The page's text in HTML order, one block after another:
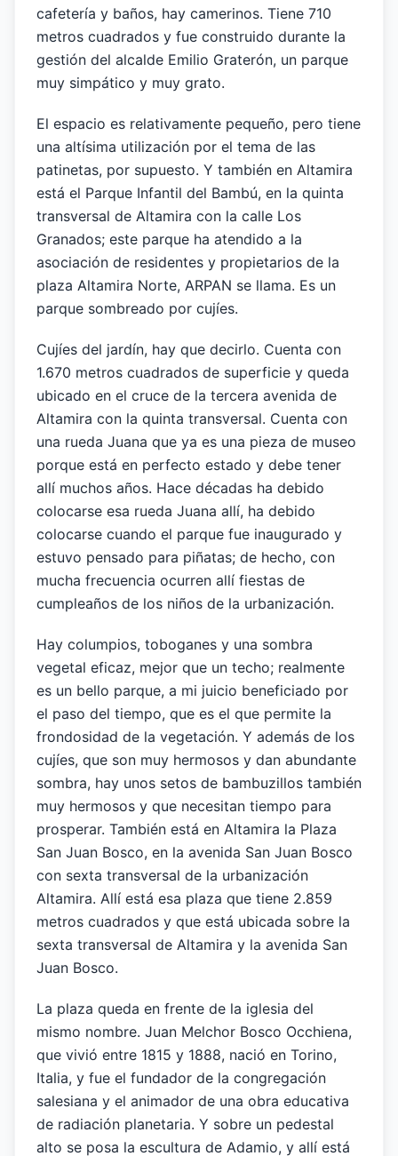
cafetería y baños, hay camerinos. Tiene 710
metros cuadrados y fue construido durante la
gestión del alcalde Emilio Graterón, un parque
muy simpático y muy grato.
El espacio es relativamente pequeño, pero tiene
una altísima utilización por el tema de las
patinetas, por supuesto. Y también en Altamira
está el Parque Infantil del Bambú, en la quinta
transversal de Altamira con la calle Los
Granados; este parque ha atendido a la
asociación de residentes y propietarios de la
plaza Altamira Norte, ARPAN se llama. Es un
parque sombreado por cujíes.
Cujíes del jardín, hay que decirlo. Cuenta con
1.670 metros cuadrados de superficie y queda
ubicado en el cruce de la tercera avenida de
Altamira con la quinta transversal. Cuenta con
una rueda Juana que ya es una pieza de museo
porque está en perfecto estado y debe tener
allí muchos años. Hace décadas ha debido
colocarse esa rueda Juana allí, ha debido
colocarse cuando el parque fue inaugurado y
estuvo pensado para piñatas; de hecho, con
mucha frecuencia ocurren allí fiestas de
cumpleaños de los niños de la urbanización.
Hay columpios, toboganes y una sombra
vegetal eficaz, mejor que un techo; realmente
es un bello parque, a mi juicio beneficiado por
el paso del tiempo, que es el que permite la
frondosidad de la vegetación. Y además de los
cujíes, que son muy hermosos y dan abundante
sombra, hay unos setos de bambuzillos también
muy hermosos y que necesitan tiempo para
prosperar. También está en Altamira la Plaza
San Juan Bosco, en la avenida San Juan Bosco
con sexta transversal de la urbanización
Altamira. Allí está esa plaza que tiene 2.859
metros cuadrados y que está ubicada sobre la
sexta transversal de Altamira y la avenida San
Juan Bosco.
La plaza queda en frente de la iglesia del
mismo nombre. Juan Melchor Bosco Occhiena,
que vivió entre 1815 y 1888, nació en Torino,
Italia, y fue el fundador de la congregación
salesiana y el animador de una obra educativa
de radiación planetaria. Y sobre un pedestal
alto se posa la escultura de Adamio, y allí está